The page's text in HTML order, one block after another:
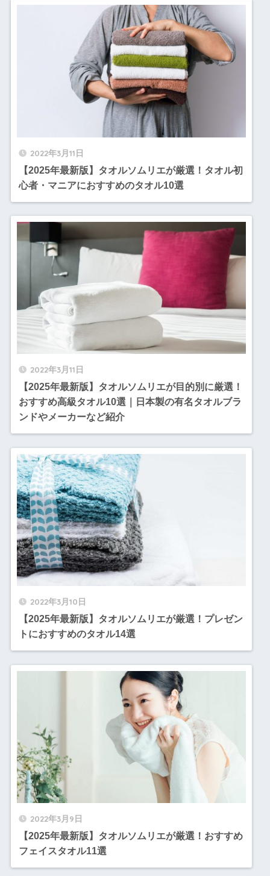
2022年3月11日
【2025年最新版】タオルソムリエが厳選！タオル初
心者・マニアにおすすめのタオル10選
2022年3月11日
【2025年最新版】タオルソムリエが目的別に厳選！
おすすめ高級タオル10選｜日本製の有名タオルブラ
ンドやメーカーなど紹介
2022年3月10日
【2025年最新版】タオルソムリエが厳選！プレゼン
トにおすすめのタオル14選
2022年3月9日
【2025年最新版】タオルソムリエが厳選！おすすめ
フェイスタオル11選